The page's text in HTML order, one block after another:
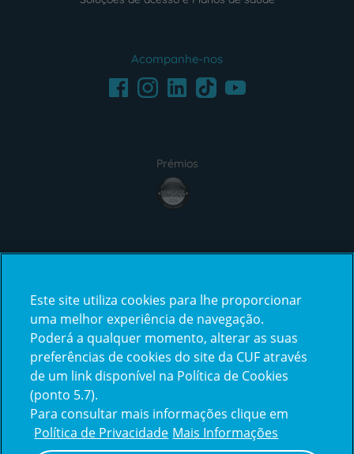
Acompanhe-nos
FacebookInstagramLinkedInTikTokYoutube
Prémios
award4
certification2certification3
Reclamações
e
Este site utiliza cookies para lhe proporcionar
uma melhor experiência de navegação.
Poderá a qualquer momento, alterar as suas
preferências de cookies do site da CUF através
de um link disponível na Política de Cookies
(ponto 5.7).
Para consultar mais informações clique em
Política de Privacidade Mais Informações